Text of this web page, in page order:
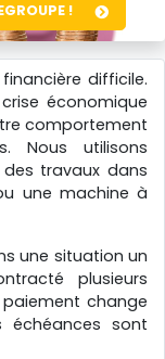
!
difficile.
économique
comportement
Nous utilisons
travaux dans
une machine à
une situation un
plusieurs
change
sont